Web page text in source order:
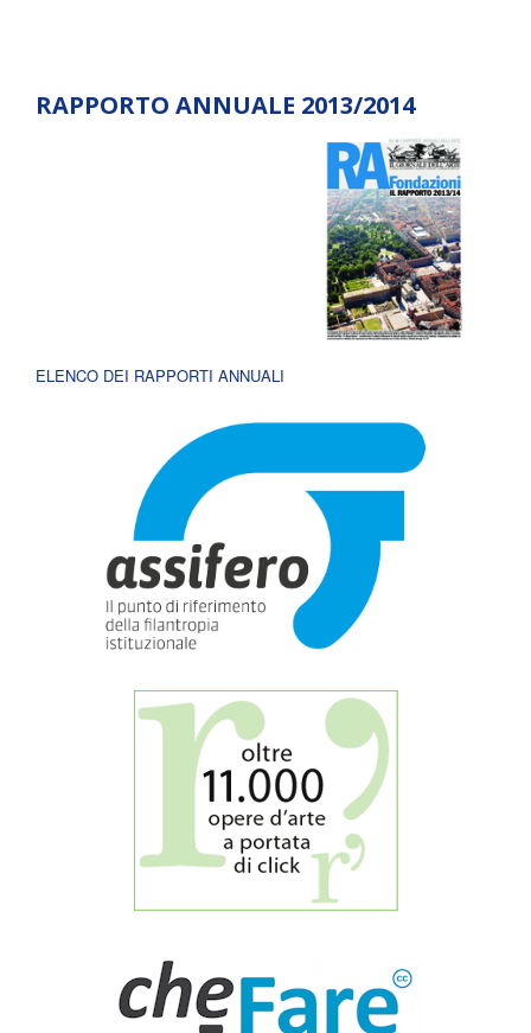
RAPPORTO ANNUALE 2013/2014
ELENCO DEI RAPPORTI ANNUALI